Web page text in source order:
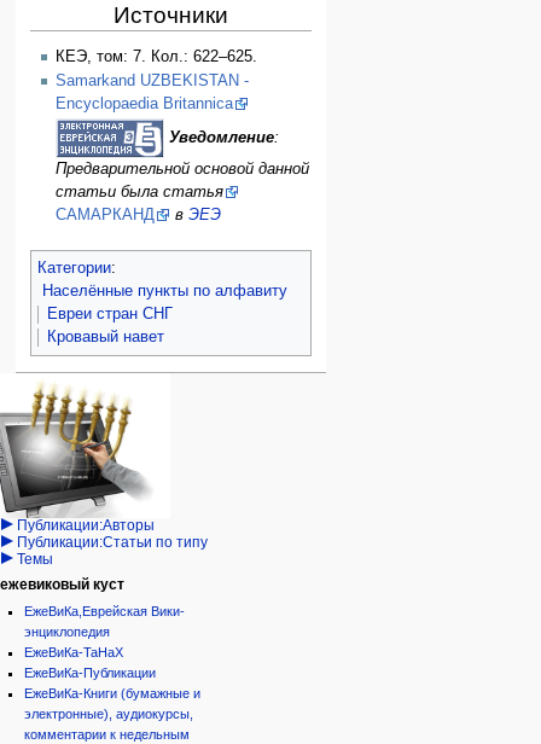
Источники
КЕЭ, том: 7. Кол.: 622–625.
Samarkand UZBEKISTAN -
Encyclopaedia Britannica
Уведомление:
Предварительной основой данной
статьи была статья
САМАРКАНД
в ЭЕЭ
Категории:
Населённые пункты по алфавиту
Евреи стран СНГ
Кровавый навет
Навигация
персональные инструменты
войти
запрос
учётной
записи
категории
Израиль:Страна и
государство
Иудаизм
Народ
Проекты
Проекты/Участники/
дополнения
Публикации:Авторы
Публикации:Статьи по типу
Темы
ежевиковый куст
ЕжеВиКа,Еврейская Вики-
энциклопедия
ЕжеВиКа-ТаНаХ
ЕжеВиКа-Публикации
ЕжеВиКа-Книги (бумажные и
электронные), аудиокурсы,
комментарии к недельным